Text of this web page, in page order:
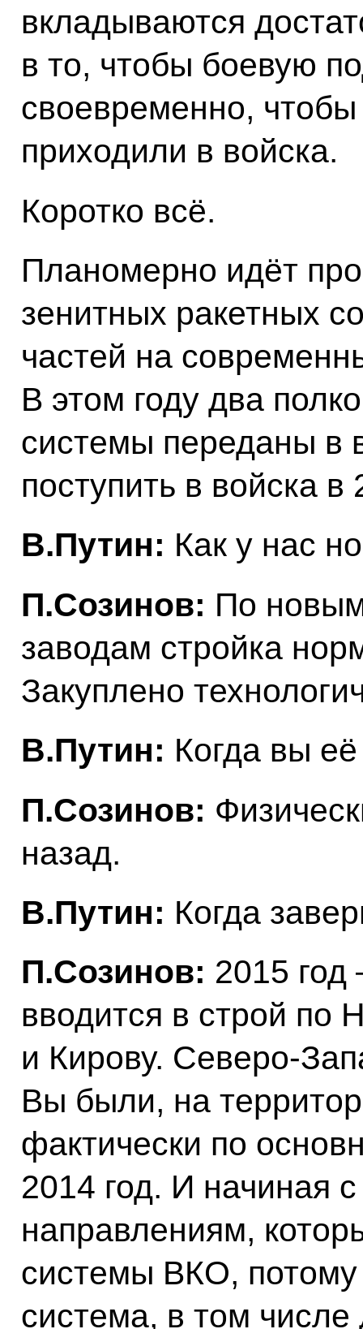
вкладываются
в то, чтобы боевую
своевременно,
приходили в войска.
Коротко всё.
Планомерно идёт
зенитных ракетных
частей на
В этом году два
системы переданы в
поступить в войска в
В.Путин: Как у нас
П.Созинов: По
заводам стройка
Закуплено
В.Путин: Когда вы
П.Созинов:
назад.
В.Путин: Когда
П.Созинов: 2015 год
вводится в строй по
и Кирову. Северо-
Вы были, на
фактически по
2014 год. И начиная
направлениям,
системы ВКО, потому
система, в том